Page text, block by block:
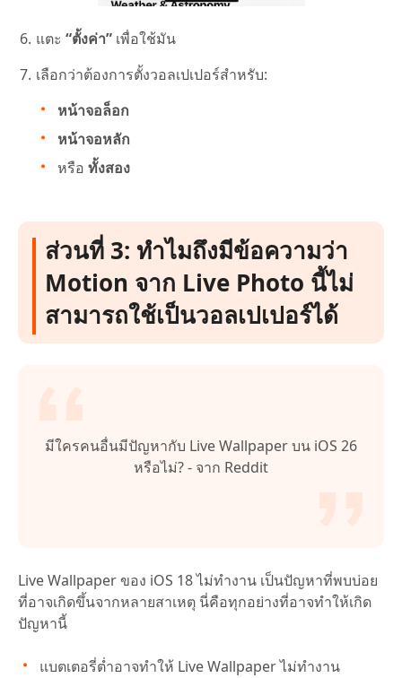
แตะ “ตั้งค่า” เพื่อใช้มัน
เลือกว่าต้องการตั้งวอลเปเปอร์สำหรับ:
หน้าจอล็อก
หน้าจอหลัก
หรือ ทั้งสอง
ส่วนที่ 3: ทำไมถึงมีข้อความว่า
Motion จาก Live Photo นี้ไม่
สามารถใช้เป็นวอลเปเปอร์ได้
มีใครคนอื่นมีปัญหากับ Live Wallpaper บน iOS 26
หรือไม่? - จาก Reddit
Live Wallpaper ของ iOS 18 ไม่ทำงาน เป็นปัญหาที่พบบ่อย
ที่อาจเกิดขึ้นจากหลายสาเหตุ นี่คือทุกอย่างที่อาจทำให้เกิด
ปัญหานี้
แบตเตอรี่ต่ำอาจทำให้ Live Wallpaper ไม่ทำงาน